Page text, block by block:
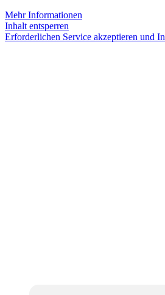
Mehr Informationen
Inhalt entsperren
Erforderlichen Service akzeptieren und